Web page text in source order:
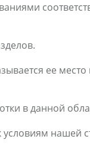
ее место
в данной
нашей